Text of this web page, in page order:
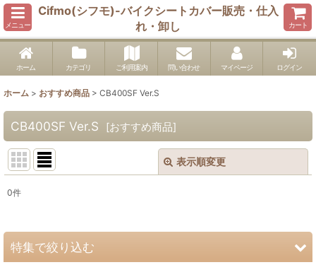
メニュー
Cifmo(シフモ)-バイクシートカバー販売・仕入
れ・卸し
カート
ホーム カテゴリ ご利用案内 問い合わせ マイページ ログイン
ホーム > おすすめ商品 > CB400SF Ver.S
CB400SF Ver.S [おすすめ商品]
表示順変更
並び順 :
0件
特集で絞り込む